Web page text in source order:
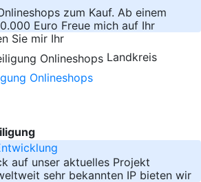
zum Kauf. Ab einem
Euro Freue mich auf Ihr
Sie mir Ihr
Landkreis
auf unser aktuelles Projekt
sehr bekannten IP bieten wir